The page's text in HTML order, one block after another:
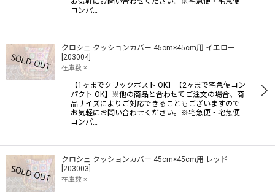
コンパ…
クロシェ クッションカバー 45cm×45cm用 イエロー
203004]
在庫数 ×
【1ヶまでクリックポスト OK】【2ヶまで宅急便コン
パクト OK】※他の商品と合わせてご注文の場合、商
品サイズによりご対応できることもございますので
お気軽にお問い合わせください。※宅急便・宅急便
コンパ…
クロシェ クッションカバー 45cm×45cm用 レッド
203003
在庫数 ×